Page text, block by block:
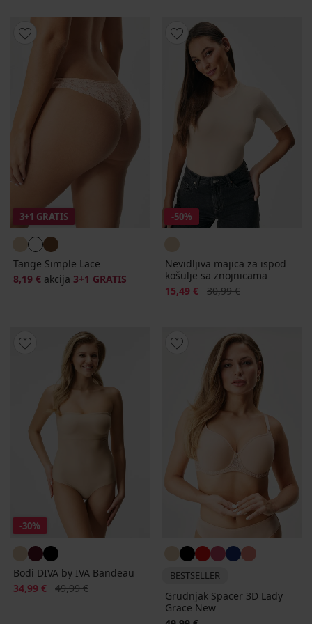
3+1 GRATIS
Tange Simple Lace
8,19 € akcija 3+1 GRATIS
-50%
Nevidljiva majica za ispod
košulje sa znojnicama
Popust
15,49 € Prvobitna cijena
30,99 €
-30%
Bodi DIVA by IVA Bandeau
Popust
34,99 € Prvobitna cijena
49,99 €
BESTSELLER
Grudnjak Spacer 3D Lady
Grace New